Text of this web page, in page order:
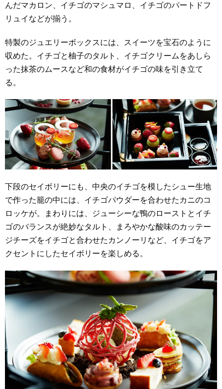
んだマカロン、イチゴのマシュマロ、イチゴのパートドフ
リュイなどが揃う。
特製のジュエリーボックスには、スイーツを宝石のように
収めた。イチゴと柚子のタルト、イチゴクリームをあしら
った抹茶のムースなど和の食材がイチゴの味を引き立て
る。
下段のセイボリーにも、中央のイチゴを模したシュー生地
で作った籠の中には、イチゴパウダーを合わせたカニのコ
ロッケが。まわりには、ジューシーな鴨のローストとイチ
ゴのバランスが絶妙なタルト、まろやかな酸味のカッテー
ジチーズをイチゴと合わせたカンノーリなど、イチゴをア
クセントにしたセイボリーを楽しめる。